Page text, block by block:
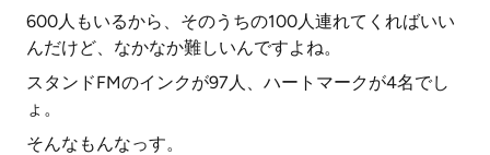
600人もいるから、そのうちの100人連れてくればいい
んだけど、なかなか難しいんですよね。
スタンドFMのインクが97人、ハートマークが4名でし
ょ。
そんなもんなっす。